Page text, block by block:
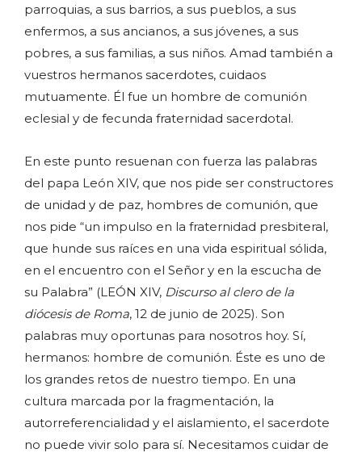
parroquias, a sus barrios, a sus pueblos, a sus
enfermos, a sus ancianos, a sus jóvenes, a sus
pobres, a sus familias, a sus niños. Amad también a
vuestros hermanos sacerdotes, cuidaos
mutuamente. Él fue un hombre de comunión
eclesial y de fecunda fraternidad sacerdotal.
En este punto resuenan con fuerza las palabras
del papa León XIV, que nos pide ser constructores
de unidad y de paz, hombres de comunión, que
nos pide “un impulso en la fraternidad presbiteral,
que hunde sus raíces en una vida espiritual sólida,
en el encuentro con el Señor y en la escucha de
su Palabra” (LEÓN XIV, Discurso al clero de la
diócesis de Roma, 12 de junio de 2025). Son
palabras muy oportunas para nosotros hoy. Sí,
hermanos: hombre de comunión. Éste es uno de
los grandes retos de nuestro tiempo. En una
cultura marcada por la fragmentación, la
autorreferencialidad y el aislamiento, el sacerdote
no puede vivir solo para sí. Necesitamos cuidar de